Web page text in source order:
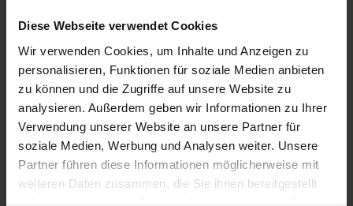
Diese Webseite verwendet Cookies
Wir verwenden Cookies, um Inhalte und Anzeigen zu
personalisieren, Funktionen für soziale Medien anbieten
zu können und die Zugriffe auf unsere Website zu
analysieren. Außerdem geben wir Informationen zu Ihrer
Verwendung unserer Website an unsere Partner für
soziale Medien, Werbung und Analysen weiter. Unsere
Partner führen diese Informationen möglicherweise mit
weiteren Daten zusammen, die Sie ihnen bereitgestellt
Ruth K. Mai 19, 2020
Sehr schöne Stimme - wohltuend
0
Mehr laden